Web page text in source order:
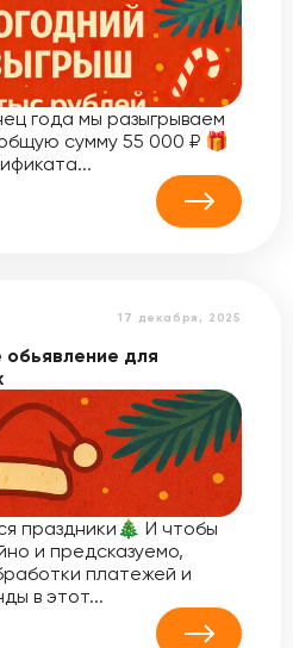
года мы разыгрываем
сумму 55 000 ₽ 🎁
17 декабря, 2025
для
праздники🎄 И чтобы
и предсказуемо,
платежей и
в этот...